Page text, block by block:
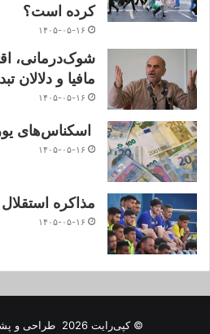
کرده است؟
۱۴۰۵-۰۵-۱۶
شوک‌درمانی،
مافیا و دلالان
۱۴۰۵-۰۵-۱۶
اسکناس‌های
۱۴۰۵-۰۵-۱۶
مذاکره
۱۴۰۵-۰۵-۱۶
© کپی‌رایت 2026 طراحی و